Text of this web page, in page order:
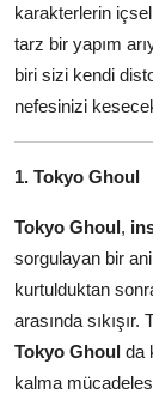
karakterlerin
tarz bir yapım
biri sizi kendi
nefesinizi
1. Tokyo Ghoul
Tokyo Ghoul,
sorgulayan bir
kurtulduktan
arasında sıkışır.
Tokyo Ghoul da
kalma